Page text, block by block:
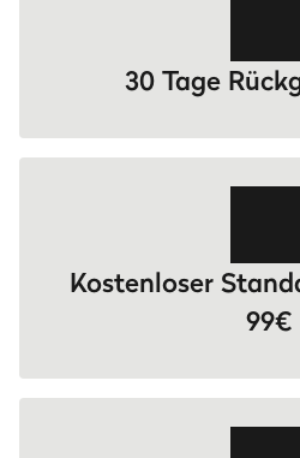
30 Tage
Kostenloser
99€